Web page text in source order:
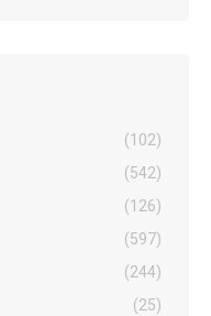
(102)
(542)
(126)
(597)
(244)
(25)